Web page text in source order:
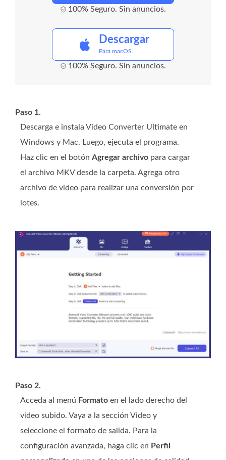
100% Seguro. Sin anuncios.
Descargar
Para macOS
100% Seguro. Sin anuncios.
Paso 1.
Descarga e instala Video Converter Ultimate en
Windows y Mac. Luego, ejecuta el programa.
Haz clic en el botón Agregar archivo para cargar
el archivo MKV desde la carpeta. Agrega otro
archivo de video para realizar una conversión por
lotes.
Paso 2.
Acceda al menú Formato en el lado derecho del
video subido. Vaya a la sección Video y
seleccione el formato de salida. Para la
configuración avanzada, haga clic en Perfil